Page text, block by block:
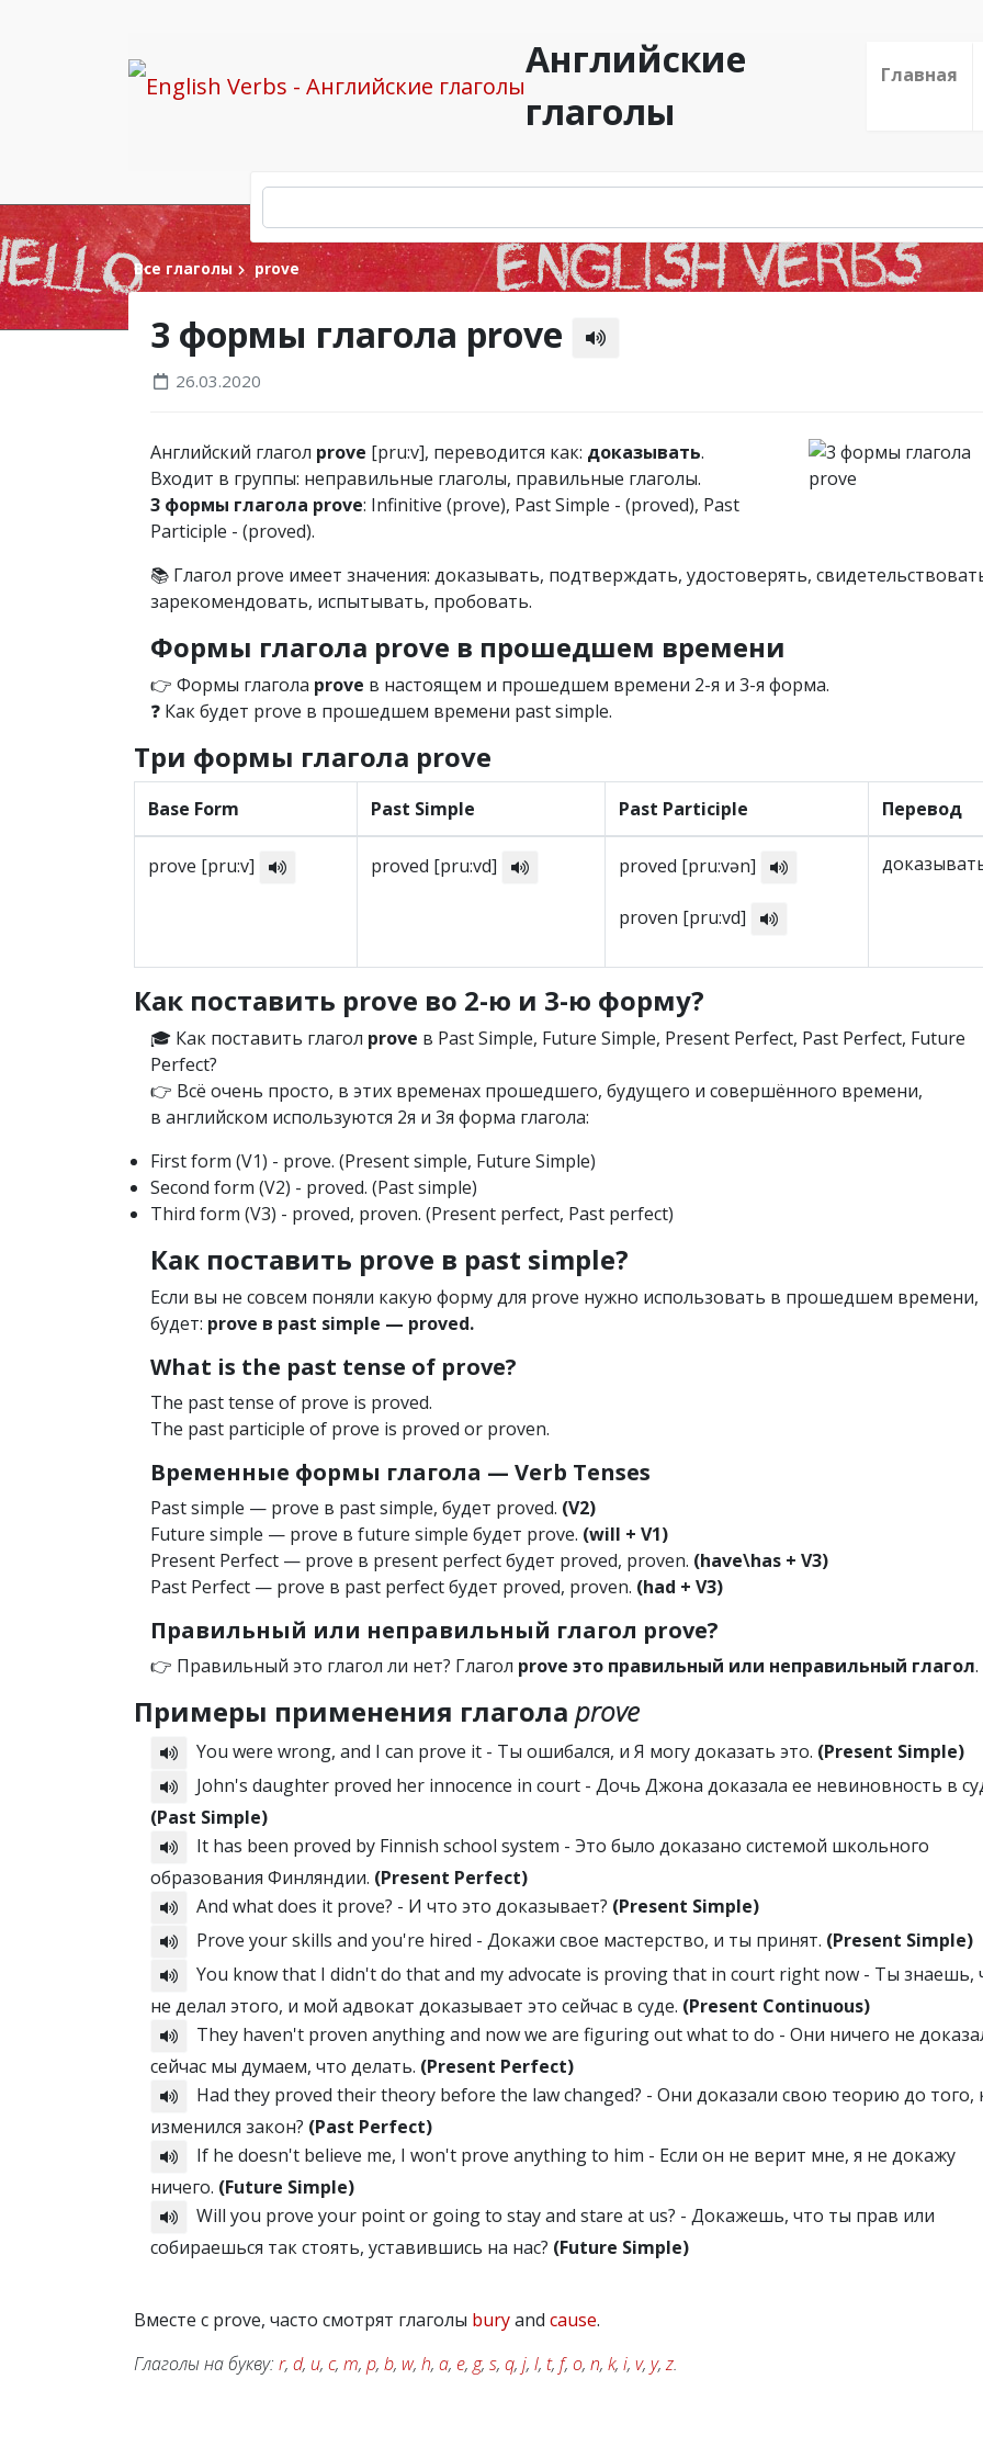
Английские
глаголы
Главная
Все глаголы prove
3 формы глагола prove
26.03.2020
Английский глагол prove [pru:v], переводится как: доказывать.
Входит в группы: неправильные глаголы, правильные глаголы.
3 формы глагола prove: Infinitive (prove), Past Simple - (proved), Past
Participle - (proved).
📚 Глагол prove имеет значения: доказывать, подтверждать, удостоверять,
зарекомендовать, испытывать, пробовать.
Формы глагола prove в прошедшем времени
👉 Формы глагола prove в настоящем и прошедшем времени 2-я и 3-я форма.
❓ Как будет prove в прошедшем времени past simple.
Три формы глагола prove
Base Form Past Simple Past Participle Перевод
prove [pru:v] proved [pru:vd] proved [pru:vən]
proven [pru:vd]
Как поставить prove во 2-ю и 3-ю форму?
🎓 Как поставить глагол prove в Past Simple, Future Simple, Present Perfect, Past Perfect, Future
Perfect?
👉 Всё очень просто, в этих временах прошедшего, будущего и совершённого времени,
в английском используются 2я и 3я форма глагола:
First form (V1) - prove. (Present simple, Future Simple)
Second form (V2) - proved. (Past simple)
Third form (V3) - proved, proven. (Present perfect, Past perfect)
Как поставить prove в past simple?
Если вы не совсем поняли какую форму для prove нужно использовать в прошедшем времени,
будет: prove в past simple — proved.
What is the past tense of prove?
The past tense of prove is proved.
The past participle of prove is proved or proven.
Временные формы глагола — Verb Tenses
Past simple — prove в past simple, будет proved. (V2)
Future simple — prove в future simple будет prove. (will + V1)
Present Perfect — prove в present perfect будет proved, proven. (have\has + V3)
Past Perfect — prove в past perfect будет proved, proven. (had + V3)
Правильный или неправильный глагол prove?
👉 Правильный это глагол ли нет? Глагол prove это правильный или неправильный глагол.
Примеры применения глагола prove
You were wrong, and I can prove it - Ты ошибался, и Я могу доказать это. (Present Simple)
John's daughter proved her innocence in court - Дочь Джона доказала ее невиновность в
(Past Simple)
It has been proved by Finnish school system - Это было доказано системой школьного
образования Финляндии. (Present Perfect)
And what does it prove? - И что это доказывает? (Present Simple)
Prove your skills and you're hired - Докажи свое мастерство, и ты принят. (Present Simple)
You know that I didn't do that and my advocate is proving that in court right now - Ты знаешь,
не делал этого, и мой адвокат доказывает это сейчас в суде. (Present Continuous)
They haven't proven anything and now we are figuring out what to do - Они ничего не
сейчас мы думаем, что делать. (Present Perfect)
Had they proved their theory before the law changed? - Они доказали свою теорию до того,
изменился закон? (Past Perfect)
If he doesn't believe me, I won't prove anything to him - Если он не верит мне, я не докажу
ничего. (Future Simple)
Will you prove your point or going to stay and stare at us? - Докажешь, что ты прав или
собираешься так стоять, уставившись на нас? (Future Simple)
Вместе с prove, часто смотрят глаголы buryand cause.
Глаголы на букву:r, d, u, c, m, p, b, w, h, a, e,g, s, q, j, l, t, f, o, n, k, i, v, y,z.